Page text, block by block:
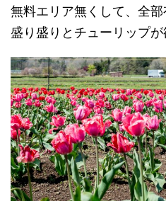
無料エリア無くして、全
盛り盛りとチューリップが